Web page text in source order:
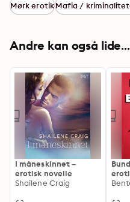
Mørk erotikMafia /
Andre kan også lide...
I måneskinnet –
erotisk novelle
Shailene Craig